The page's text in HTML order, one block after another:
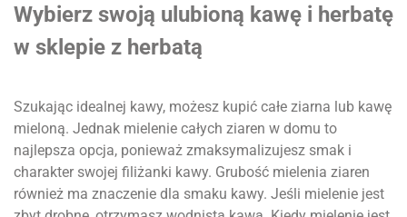
Wybierz swoją ulubioną kawę i herbatę
w sklepie z herbatą
Szukając idealnej kawy, możesz kupić całe ziarna lub kawę
mieloną. Jednak mielenie całych ziaren w domu to
najlepsza opcja, ponieważ zmaksymalizujesz smak i
charakter swojej filiżanki kawy. Grubość mielenia ziaren
również ma znaczenie dla smaku kawy. Jeśli mielenie jest